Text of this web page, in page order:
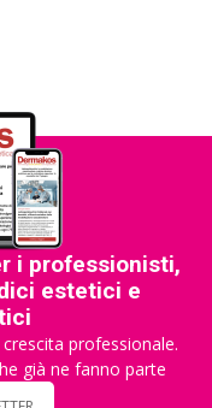
i professionisti,
estetici e
professionale.
già ne fanno parte